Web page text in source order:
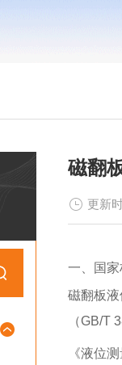
磁翻
更新
一、国
磁翻板
（GB/T
《液位